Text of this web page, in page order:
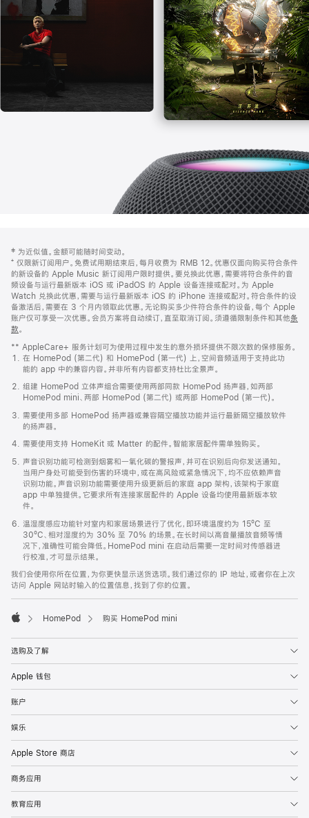
开)
页
页
脚
注
‡ 为近似值。金额可能随时间变动。
⁺ 仅限新订阅用户。免费试用期结束后，每月收费为 RMB 12。优惠仅面向购买符合条件
的新设备的 Apple Music 新订阅用户限时提供。要兑换此优惠，需要将符合条件的音
频设备与运行最新版本 iOS 或 iPadOS 的 Apple 设备连接或配对。为 Apple
Watch 兑换此优惠，需要与运行最新版本 iOS 的 iPhone 连接或配对。符合条件的设
备激活后，需要在 3 个月内领取此优惠。无论购买多少件符合条件的设备，每个 Apple
账户仅可享受一次优惠。会员方案将自动续订，直至取消订阅。须遵循限制条件和其他条
款。
窗
口
中
打
开)
** AppleCare+ 服务计划可为使用过程中发生的意外损坏提供不限次数的保修服务。
在 HomePod (第二代) 和 HomePod (第一代) 上，空间音频适用于支持此功
能的 app 中的兼容内容。并非所有内容都支持杜比全景声。
组建 HomePod 立体声组合需要使用两部同款 HomePod 扬声器，如两部
HomePod mini、两部 HomePod (第二代) 或两部 HomePod (第一代)。
需要使用多部 HomePod 扬声器或兼容隔空播放功能并运行最新隔空播放软件
的扬声器。
需要使用支持 HomeKit 或 Matter 的配件。智能家居配件需单独购买。
声音识别功能可检测到烟雾和一氧化碳的警报声，并可在识别后向你发送通知。
当用户身处可能受到伤害的环境中，或在高风险或紧急情况下，均不应依赖声音
识别功能。声音识别功能需要使用升级更新后的家庭 app 架构，该架构于家庭
app 中单独提供。它要求所有连接家居配件的 Apple 设备均使用最新版本软
件。
温湿度感应功能针对室内和家居场景进行了优化，即环境温度约为 15ºC 至
30ºC、相对湿度约为 30% 至 70% 的场景。在长时间以高音量播放音频等情
况下，准确性可能会降低。HomePod mini 在启动后需要一定时间对传感器进
行校准，才可显示结果。
我们会使用你所在位置，为你更快显示送货选项。我们通过你的 IP 地址，或者你在上次
访问 Apple 网站时输入的位置信息，找到了你的位置。
HomePod 购买 HomePod mini
选购及了解
Apple 钱包
账户
娱乐
Apple Store 商店
商务应用
教育应用